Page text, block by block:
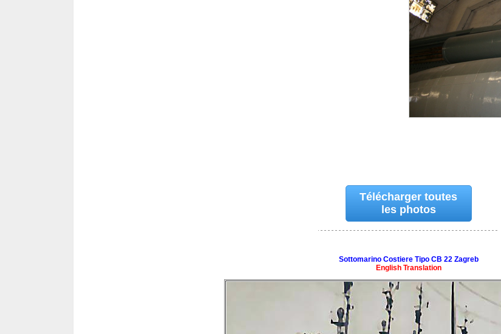
Télécharger toutes
les photos
Sottomarino Costiere Tipo CB 22 Zagreb
English Translation